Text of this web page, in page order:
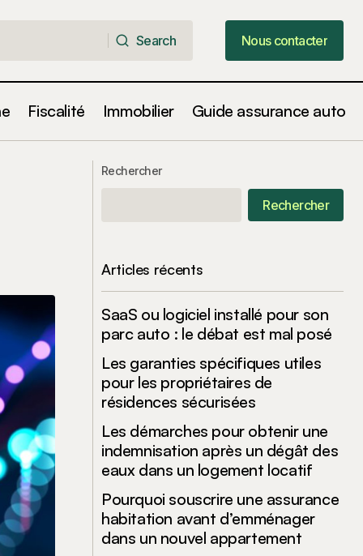
Search
Nous contacter
Nous contacter
Fiscalité Immobilier Guide assurance auto
crédit : une étude des tendances
globales et des parcours individuels
Rechercher
Rechercher
Articles récents
SaaS ou logiciel installé pour son
parc auto : le débat est mal posé
Les garanties spécifiques utiles
pour les propriétaires de
résidences sécurisées
Les démarches pour obtenir une
indemnisation après un dégât des
eaux dans un logement locatif
Pourquoi souscrire une assurance
habitation avant d’emménager
dans un nouvel appartement